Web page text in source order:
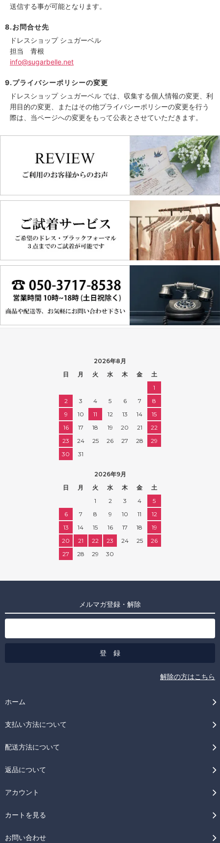
送信する事が可能となります。
8.お問合せ先
ドレスショップ シュガーベル
担当 青根
info@sugarbelle.net
9.プライバシーポリシーの変更
ドレスショップ シュガーベル では、収集する個人情報の変更、利
用目的の変更、またはその他プライバシーポリシーの変更を行う
際は、当ページへの変更をもって公表とさせていただきます。
2026年8月
日
月 火 水 木 金
土
1
2
3 4 5 6 7
8
9
10 11 12 13 14
15
16
17 18 19 20 21
22
23
24 25 26 27 28
29
30
31
2026年9月
日
月 火 水 木 金
土
1
2 3 4
5
6
7 8 9 10 11
12
13
14 15 16 17 18
19
20
21 22 23 24 25
26
27
28 29 30
メルマガ登録・解除
解除の方はこちら
ホーム
支払い方法について
配送方法について
返品について
アカウント
カートを見る
お問い合わせ